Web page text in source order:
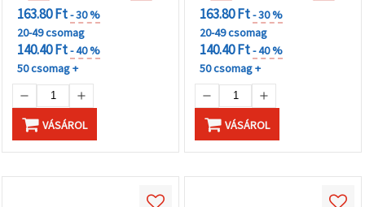
163.80 Ft- 30 %
20-49 csomag
140.40 Ft- 40 %
50 csomag +
VÁSÁROL
163.80 Ft- 30 %
20-49 csomag
140.40 Ft- 40 %
50 csomag +
VÁSÁROL